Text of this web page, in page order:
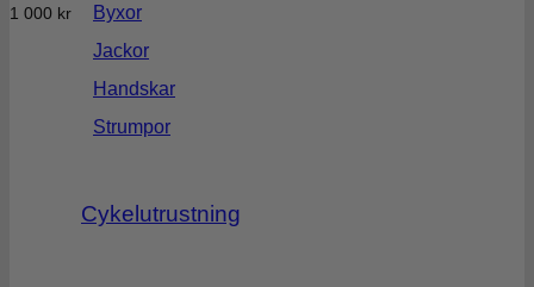
Byxor
Jackor
Handskar
Strumpor
Cykelutrustning
1 000 kr